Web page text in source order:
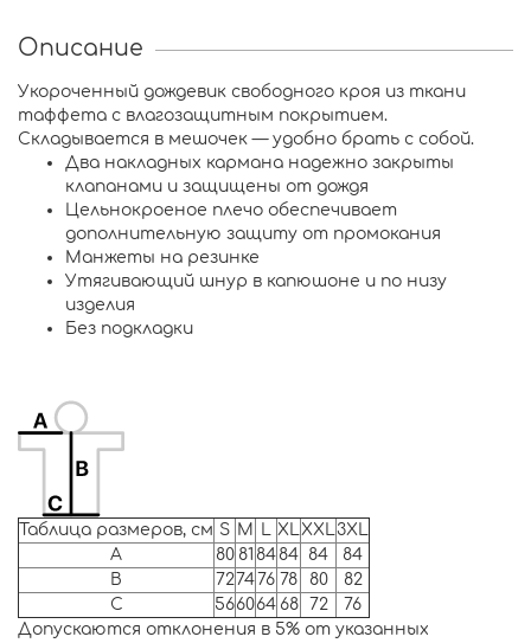
Описание
Укороченный дождевик свободного кроя из ткани
таффета с влагозащитным покрытием.
Складывается в мешочек — удобно брать с собой.
Два накладных кармана надежно закрыты
клапанами и защищены от дождя
Цельнокроеное плечо обеспечивает
дополнительную защиту от промокания
Манжеты на резинке
Утягивающий шнур в капюшоне и по низу
изделия
Без подкладки
Таблица размеров, см S M L XLXXL3XL
A
80 81 84 84 84
84
B
7274 76 78 80
82
C
566064 68 72
76
Допускаются отклонения в 5% от указанных